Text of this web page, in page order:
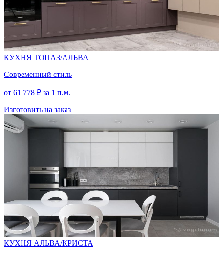
КУХНЯ ТОПАЗ/АЛЬВА
Современный стиль
от 61 778 ₽ за 1 п.м.
Изготовить на заказ
КУХНЯ АЛЬВА/КРИСТА